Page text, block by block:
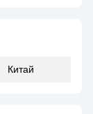
Китай